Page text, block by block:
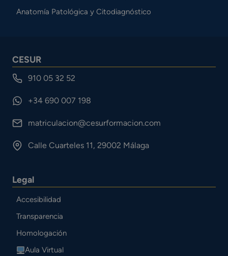
Anatomía Patológica y Citodiagnóstico
CESUR
910 05 32 52
+34 690 007 198
matriculacion@cesurformacion.com
Calle Cuarteles 11, 29002 Málaga
Legal
Accesibilidad
Transparencia
Homologación
Aula Virtual